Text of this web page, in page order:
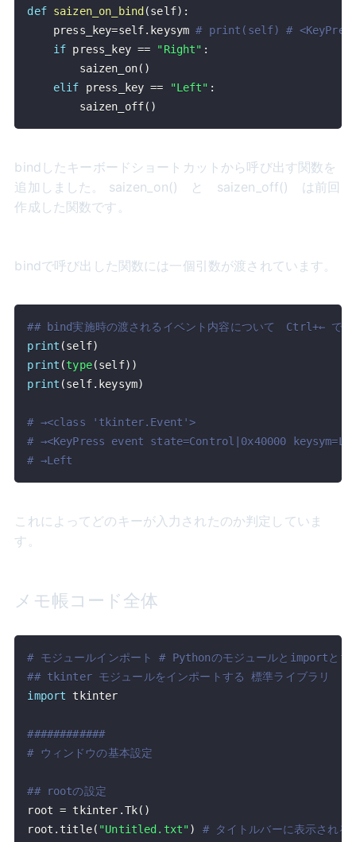
def saizen_on_bind (self) :
    press_key
=self. keysym # print(self) # <KeyPress
if press_key == "Right" :
        saizen_on
( )
elif press_key == "Left" :
        saizen_off
( )
bindしたキーボードショートカットから呼び出す関数を
追加しました。 saizen_on() と saizen_off() は前回
作成した関数です。
bindで呼び出した関数には一個引数が渡されています。
## bind実施時の渡されるイベント内容について　Ctrl+← で渡
print (self)
print (type(self) )
print (self. keysym)
# →<class 'tkinter.Event'>
# →<KeyPress event state=Control|0x40000
# →Left
これによってどのキーが入力されたのか判定していま
す。
メモ帳コード全体
# モジュールインポート # Pythonのモジュールと
## tkinter モジュールをインポートする 標準ライブラリ
import
############
# ウィンドウの基本設定
## rootの設定
root = tkinter .Tk( )
root .title( "Untitled.txt") # タイトルバーに表示される